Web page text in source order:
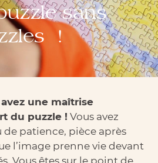
sans
!
une maîtrise
du puzzle ! Vous avez
patience, pièce après
l’image prenne vie devant
Vous êtes sur le point de